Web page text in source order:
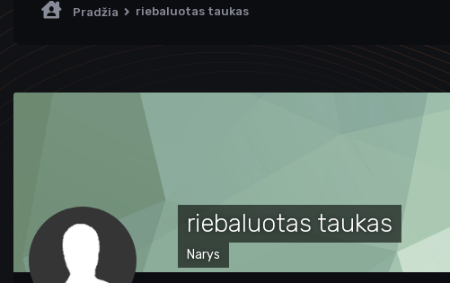
Pradžia riebaluotas taukas
riebaluotas taukas
Narys